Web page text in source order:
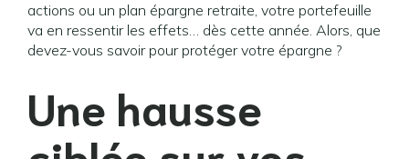
actions ou un plan épargne retraite, votre portefeuille
va en ressentir les effets… dès cette année. Alors, que
devez-vous savoir pour protéger votre épargne ?
Une hausse